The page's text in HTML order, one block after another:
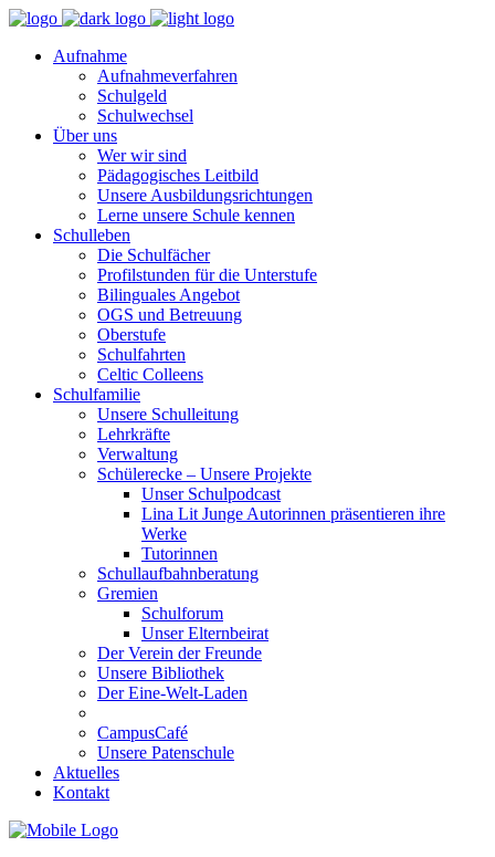
Aufnahme
Aufnahmeverfahren
Schulgeld
Schulwechsel
Über uns
Wer wir sind
Pädagogisches Leitbild
Unsere Ausbildungsrichtungen
Lerne unsere Schule kennen
Schulleben
Die Schulfächer
Profilstunden für die Unterstufe
Bilinguales Angebot
OGS und Betreuung
Oberstufe
Schulfahrten
Celtic Colleens
Schulfamilie
Unsere Schulleitung
Lehrkräfte
Verwaltung
Schülerecke – Unsere Projekte
Unser Schulpodcast
Lina Lit Junge Autorinnen präsentieren ihre
Werke
Tutorinnen
Schullaufbahnberatung
Gremien
Schulforum
Unser Elternbeirat
Der Verein der Freunde
Unsere Bibliothek
Der Eine-Welt-Laden
CampusCafé
Unsere Patenschule
Aktuelles
Kontakt